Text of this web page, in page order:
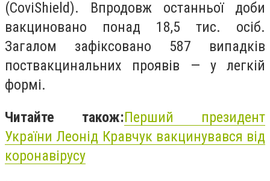
(CoviShield). Впродовж останньої доби
вакциновано понад 18,5 тис. осіб.
Загалом зафіксовано 587 випадків
поствакцинальних проявів — у легкій
формі.
Читайте також:Перший президент
України Леонід Кравчук вакцинувався від
коронавірусу